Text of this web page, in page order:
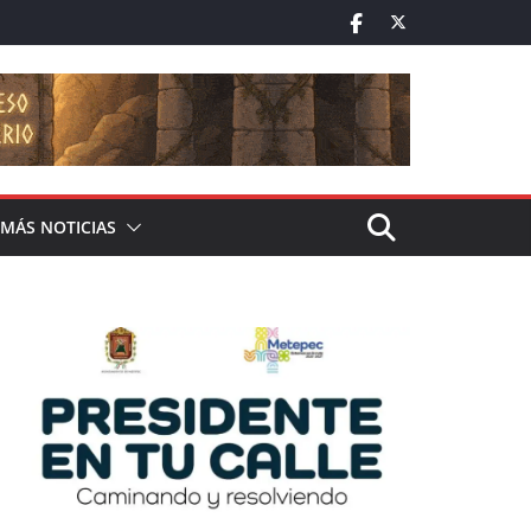
MÁS NOTICIAS